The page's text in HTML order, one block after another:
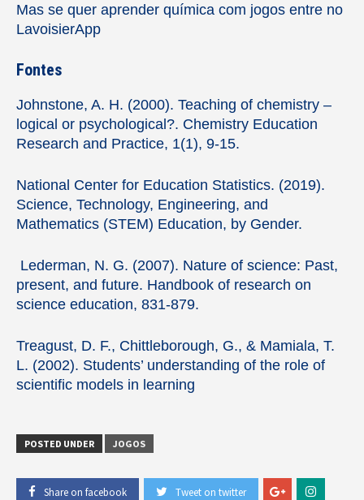
Mas se quer aprender química com jogos entre no
LavoisierApp
Fontes
Johnstone, A. H. (2000). Teaching of chemistry –
logical or psychological?. Chemistry Education
Research and Practice, 1(1), 9-15.
National Center for Education Statistics. (2019).
Science, Technology, Engineering, and
Mathematics (STEM) Education, by Gender.
Lederman, N. G. (2007). Nature of science: Past,
present, and future. Handbook of research on
science education, 831-879.
Treagust, D. F., Chittleborough, G., & Mamiala, T.
L. (2002). Students’ understanding of the role of
scientific models in learning
POSTED UNDER JOGOS
Share on facebook Tweet on twitter